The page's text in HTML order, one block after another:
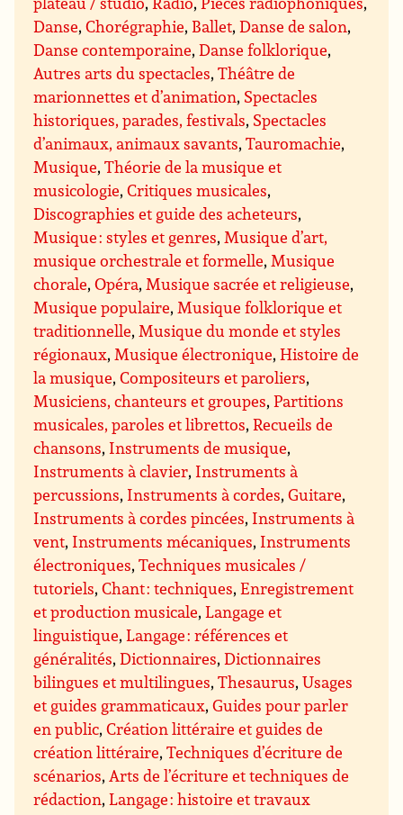
Danse,Chorégraphie, Ballet,Danse de salon,
Danse contemporaine,Danse folklorique,
Autres arts du spectacles,Théâtre de
marionnettes et d’animation, Spectacles
historiques, parades, festivals, Spectacles
d’animaux, animaux savants,Tauromachie,
Musique,Théorie de la musique et
musicologie,Critiques musicales,
Discographies et guide des acheteurs,
Musique : styles et genres,Musique d’art,
musique orchestrale et formelle,Musique
chorale,Opéra,Musique sacrée et religieuse,
Musique populaire,Musique folklorique et
traditionnelle,Musique du monde et styles
régionaux,Musique électronique,Histoire de
la musique,Compositeurs et paroliers,
Musiciens, chanteurs et groupes,Partitions
musicales, paroles et librettos,Recueils de
chansons, Instruments de musique,
Instruments à clavier, Instruments à
percussions, Instruments à cordes,Guitare,
Instruments à cordes pincées, Instruments à
vent, Instruments mécaniques, Instruments
électroniques,Techniques musicales /
tutoriels,Chant : techniques,Enregistrement
et production musicale,Langage et
linguistique,Langage : références et
généralités,Dictionnaires,Dictionnaires
bilingues et multilingues,Thesaurus,Usages
et guides grammaticaux,Guides pour parler
en public,Création littéraire et guides de
création littéraire,Techniques d’écriture de
scénarios,Arts de l’écriture et techniques de
rédaction,Langage : histoire et travaux